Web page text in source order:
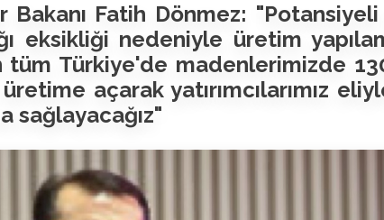
Bakanı Fatih Dönmez:
eksikliği nedeniyle üretim
tüm Türkiye'de madenlerimizde
üretime açarak yatırımcılarımız
sağlayacağız"